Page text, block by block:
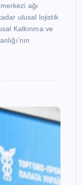
ağı
ulusal lojistik
Kalkınma ve